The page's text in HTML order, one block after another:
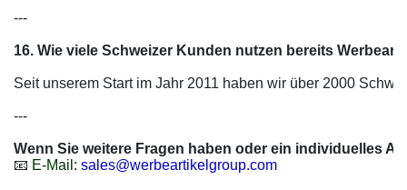
---
16. Wie viele Schweizer Kunden nutzen bereits
Seit unserem Start im Jahr 2011 haben wir über 2000
---
Wenn Sie weitere Fragen haben oder ein individuelles
📧 E-Mail: sales@werbeartikelgroup.com